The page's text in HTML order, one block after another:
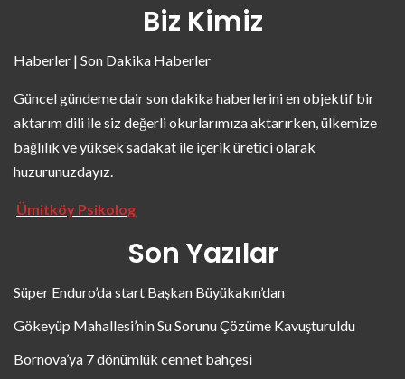
Biz Kimiz
Haberler | Son Dakika Haberler
Güncel gündeme dair son dakika haberlerini en objektif bir
aktarım dili ile siz değerli okurlarımıza aktarırken, ülkemize
bağlılık ve yüksek sadakat ile içerik üretici olarak
huzurunuzdayız.
Ümitköy Psikolog
Son Yazılar
Süper Enduro’da start Başkan Büyükakın’dan
Gökeyüp Mahallesi’nin Su Sorunu Çözüme Kavuşturuldu
Bornova’ya 7 dönümlük cennet bahçesi